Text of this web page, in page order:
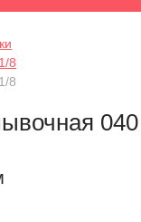
8
8
040